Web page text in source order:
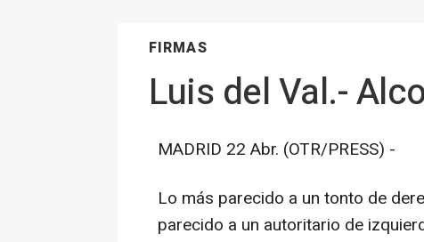
FIRMAS
Luis del Val.-
MADRID 22 Abr. (OTR/PRESS) -
Lo más parecido a un tonto de
parecido a un autoritario de